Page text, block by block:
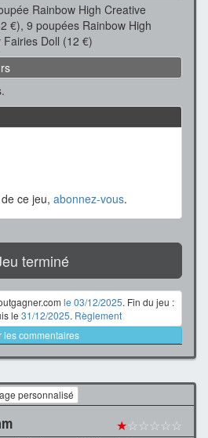
Rainbow High Creative
€), 9 poupées Rainbow High
Doll (12 €)
ce jeu, abonnez-vous.
terminé
le 03/12/2025. Fin du jeu :
le 31/12/2025. Règlement
les commentaires
personnalisé
★☆☆☆☆☆